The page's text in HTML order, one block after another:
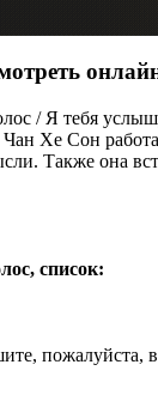
/ Я тебя
Хе Сон
Также она
список:
пожалуйста,